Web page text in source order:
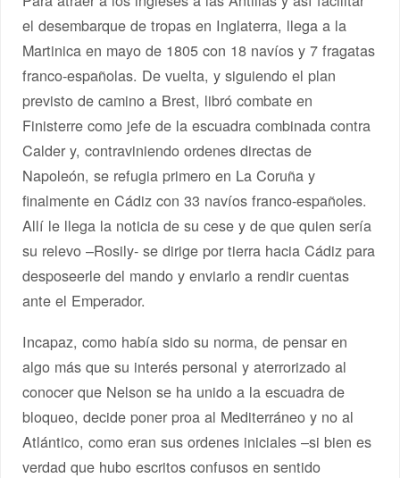
el desembarque de tropas en Inglaterra, llega a la
Martinica en mayo de 1805 con 18 navíos y 7 fragatas
franco-españolas. De vuelta, y siguiendo el plan
previsto de camino a Brest, libró combate en
Finisterre como jefe de la escuadra combinada contra
Calder y, contraviniendo ordenes directas de
Napoleón, se refugia primero en La Coruña y
finalmente en Cádiz con 33 navíos franco-españoles.
Allí le llega la noticia de su cese y de que quien sería
su relevo –Rosily- se dirige por tierra hacia Cádiz para
desposeerle del mando y enviarlo a rendir cuentas
ante el Emperador.
Incapaz, como había sido su norma, de pensar en
algo más que su interés personal y aterrorizado al
conocer que Nelson se ha unido a la escuadra de
bloqueo, decide poner proa al Mediterráneo y no al
Atlántico, como eran sus ordenes iniciales –si bien es
verdad que hubo escritos confusos en sentido